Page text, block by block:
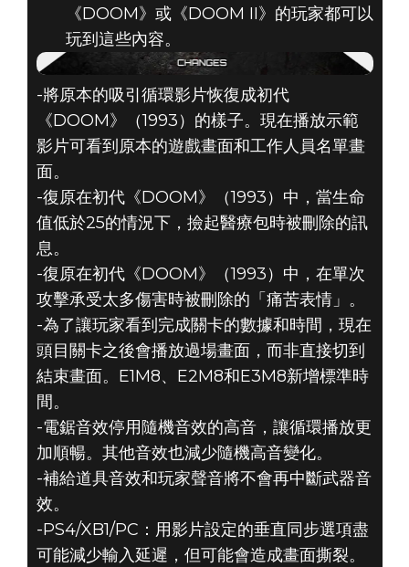
《DOOM》或《DOOM II》的玩家都可以
玩到這些內容。
-將原本的吸引循環影片恢復成初代
《DOOM》（1993）的樣子。現在播放示範
影片可看到原本的遊戲畫面和工作人員名單畫
面。
-復原在初代《DOOM》（1993）中，當生命
值低於25的情況下，撿起醫療包時被刪除的訊
息。
-復原在初代《DOOM》（1993）中，在單次
攻擊承受太多傷害時被刪除的「痛苦表情」。
-為了讓玩家看到完成關卡的數據和時間，現在
頭目關卡之後會播放過場畫面，而非直接切到
結束畫面。E1M8、E2M8和E3M8新增標準時
間。
-電鋸音效停用隨機音效的高音，讓循環播放更
加順暢。其他音效也減少隨機高音變化。
-補給道具音效和玩家聲音將不會再中斷武器音
效。
-PS4/XB1/PC：用影片設定的垂直同步選項盡
可能減少輸入延遲，但可能會造成畫面撕裂。